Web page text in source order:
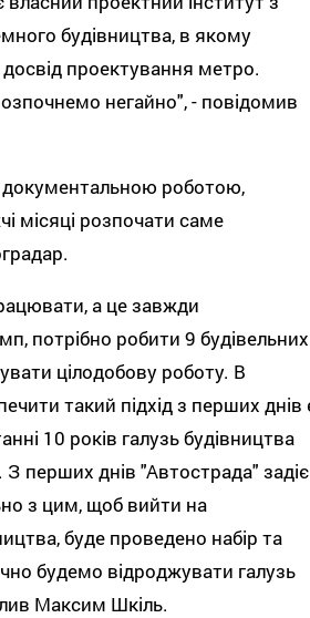
будівництва, в якому
проектування метро.
негайно", - повідомив
документальною роботою,
місяці розпочати саме
а це завжди
потрібно робити 9 будівельних
цілодобову роботу. В
такий підхід з перших днів
10 років галузь будівництва
перших днів "Автострада" задіє
з цим, щоб вийти на
буде проведено набір та
будемо відроджувати галузь
Максим Шкіль.